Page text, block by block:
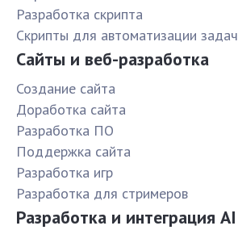
Разработка скрипта
Скрипты для автоматизации задач
Сайты и веб-разработка
Создание сайта
Доработка сайта
Разработка ПО
Поддержка сайта
Разработка игр
Разработка для стримеров
Разработка и интеграция AI